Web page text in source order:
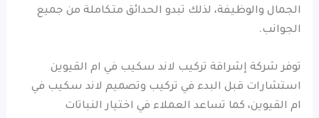
الجمال والوظيفة، لذلك تبدو الحدائق متكاملة من جميع
الجوانب.
توفر شركة إشراقة تركيب لاند سكيب في ام القيوين
استشارات قبل البدء في تركيب وتصميم لاند سكيب في
ام القيوين، كما تساعد العملاء في اختيار النباتات